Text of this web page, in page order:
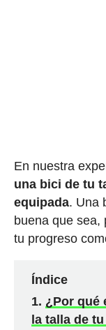
En nuestra
una bici de tu
equipada. Una
buena que sea,
tu progreso
Índice
¿Por qué
la talla de